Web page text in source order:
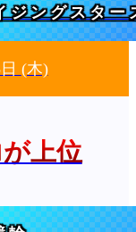
ングスター
(木)
上位